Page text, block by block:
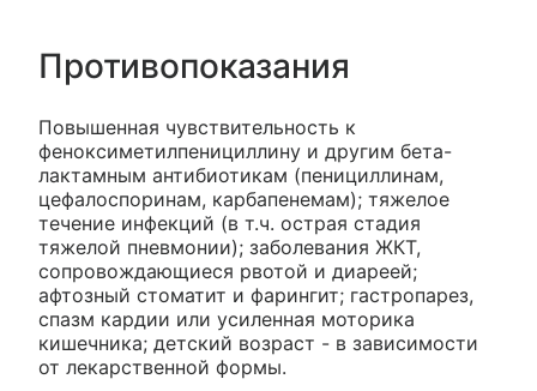
Противопоказания
Повышенная чувствительность к
феноксиметилпенициллину и другим бета-
лактамным антибиотикам (пенициллинам,
цефалоспоринам, карбапенемам); тяжелое
течение инфекций (в т.ч. острая стадия
тяжелой пневмонии); заболевания ЖКТ,
сопровождающиеся рвотой и диареей;
афтозный стоматит и фарингит; гастропарез,
спазм кардии или усиленная моторика
кишечника; детский возраст - в зависимости
от лекарственной формы.